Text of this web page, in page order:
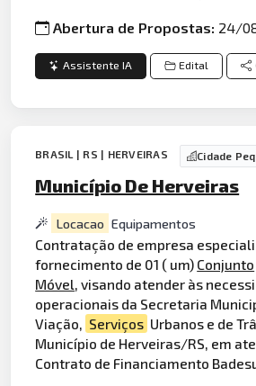
Abertura de Propostas: 24/
Assistente IA Edital
BRASIL | RS | HERVEIRAS Cidade
Município De Herveiras
Locacao Equipamentos
Contratação de empresa
fornecimento de 01 ( um) Conjunto
Móvel, visando atender às
operacionais da Secretaria
Viação, Serviços Urbanos e de
Município de Herveiras/RS, em
Contrato de Financiamento